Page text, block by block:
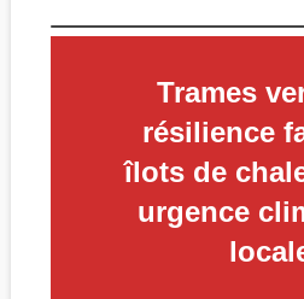
Trames
résilience
îlots de
urgence